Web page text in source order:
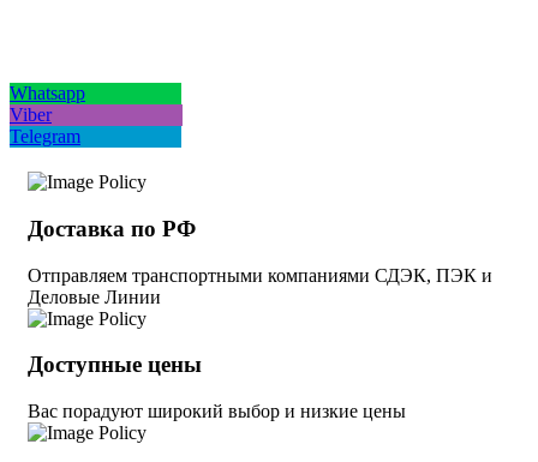
Whatsapp
Viber
Telegram
Доставка по РФ
Отправляем транспортными компаниями СДЭК, ПЭК и
Деловые Линии
Доступные цены
Вас порадуют широкий выбор и низкие цены